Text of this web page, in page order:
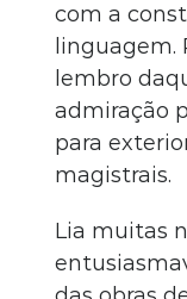
com a
linguagem.
lembro
admiração
para
magistrais.
Lia muitas